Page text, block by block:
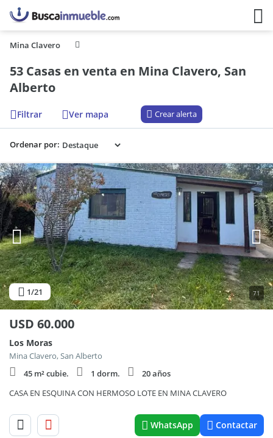
Mina Clavero
53 Casas en venta en Mina Clavero, San
Alberto
Filtrar Ver mapa Crear alerta
Ordenar por:
1/21 71
USD 60.000
Los Moras
Mina Clavero, San Alberto
45 m² cubie.
1 dorm.
20 años
CASA EN ESQUINA CON HERMOSO LOTE EN MINA CLAVERO
WhatsApp Contactar